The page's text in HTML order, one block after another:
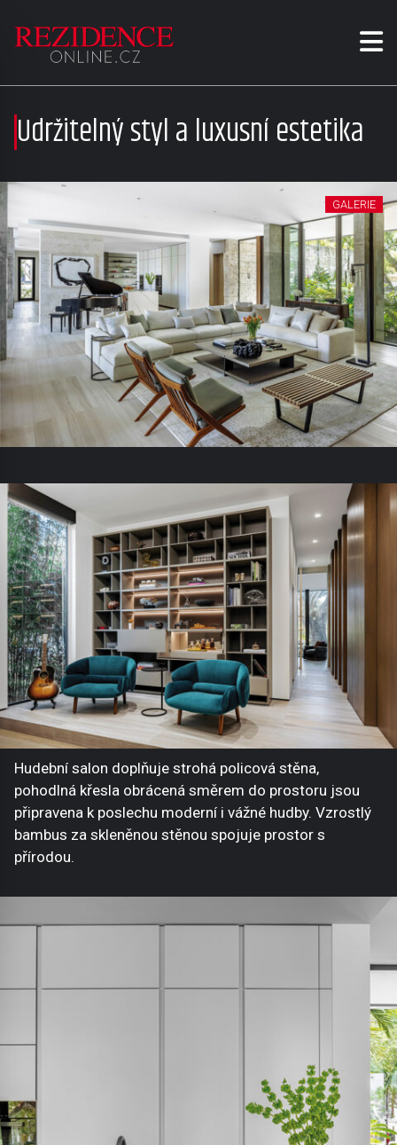
Udržitelný styl a luxusní estetika
GALERIE
Hudební salon doplňuje strohá policová stěna,
pohodlná křesla obrácená směrem do prostoru jsou
připravena k poslechu moderní i vážné hudby. Vzrostlý
bambus za skleněnou stěnou spojuje prostor s
přírodou.